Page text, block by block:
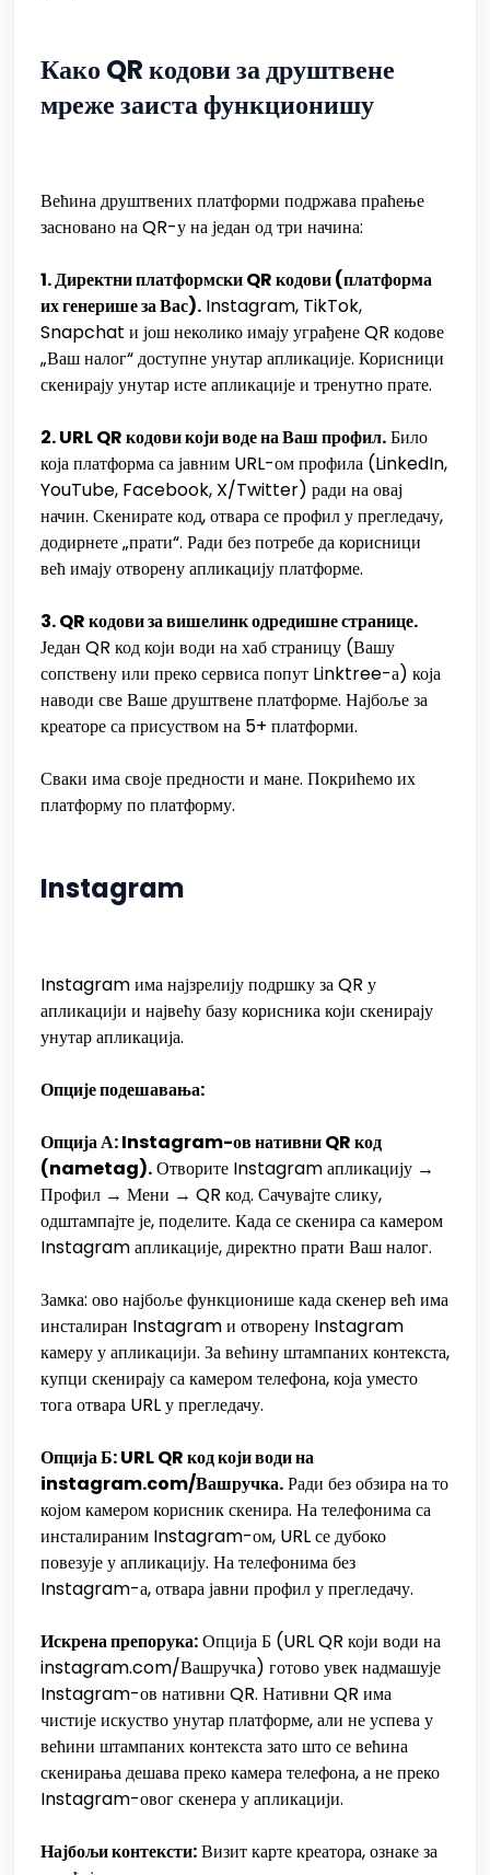
Како QR кодови за друштвене
мреже заиста функционишу
Већина друштвених платформи подржава праћење
засновано на QR-у на један од три начина:
1. Директни платформски QR кодови (платформа
их генерише за Вас). Instagram, TikTok,
Snapchat и још неколико имају уграђене QR кодове
„Ваш налог“ доступне унутар апликације. Корисници
скенирају унутар исте апликације и тренутно прате.
2. URL QR кодови који воде на Ваш профил.Било
која платформа са јавним URL-ом профила (LinkedIn,
YouTube, Facebook, X/Twitter) ради на овај
начин. Скенирате код, отвара се профил у прегледачу,
додирнете „прати“. Ради без потребе да корисници
већ имају отворену апликацију платформе.
3. QR кодови за вишелинк одредишне странице.
Један QR код који води на хаб страницу (Вашу
сопствену или преко сервиса попут Linktree-а) која
наводи све Ваше друштвене платформе. Најбоље за
креаторе са присуством на 5+ платформи.
Сваки има своје предности и мане. Покрићемо их
платформу по платформу.
Instagram
Instagram има најзрелију подршку за QR у
апликацији и највећу базу корисника који скенирају
унутар апликација.
Опције подешавања:
Опција А: Instagram-ов нативни QR код
(nametag).Отворите Instagram апликацију →
Профил → Мени → QR код. Сачувајте слику,
одштампајте је, поделите. Када се скенира са камером
Instagram апликације, директно прати Ваш налог.
Замка: ово најбоље функционише када скенер већ има
инсталиран Instagram и отворену Instagram
камеру у апликацији. За већину штампаних контекста,
купци скенирају са камером телефона, која уместо
тога отвара URL у прегледачу.
Опција Б: URL QR код који води на
instagram.com/Вашручка.Ради без обзира на то
којом камером корисник скенира. На телефонима са
инсталираним Instagram-ом, URL се дубоко
повезује у апликацију. На телефонима без
Instagram-а, отвара јавни профил у прегледачу.
Искрена препорука:Опција Б (URL QR који води на
instagram.com/Вашручка) готово увек надмашује
Instagram-ов нативни QR. Нативни QR има
чистије искуство унутар платформе, али не успева у
већини штампаних контекста зато што се већина
скенирања дешава преко камера телефона, а не преко
Instagram-овог скенера у апликацији.
Најбољи контексти:Визит карте креатора, ознаке за